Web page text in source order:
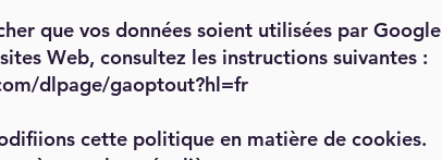
que vos données soient utilisées par Google
Web, consultez les instructions suivantes :
dlpage/gaoptout?hl=fr
cette politique en matière de cookies.